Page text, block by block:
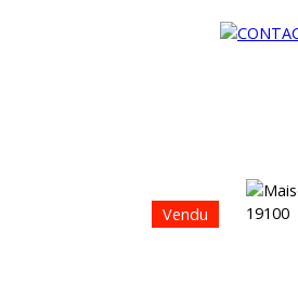
Vendu